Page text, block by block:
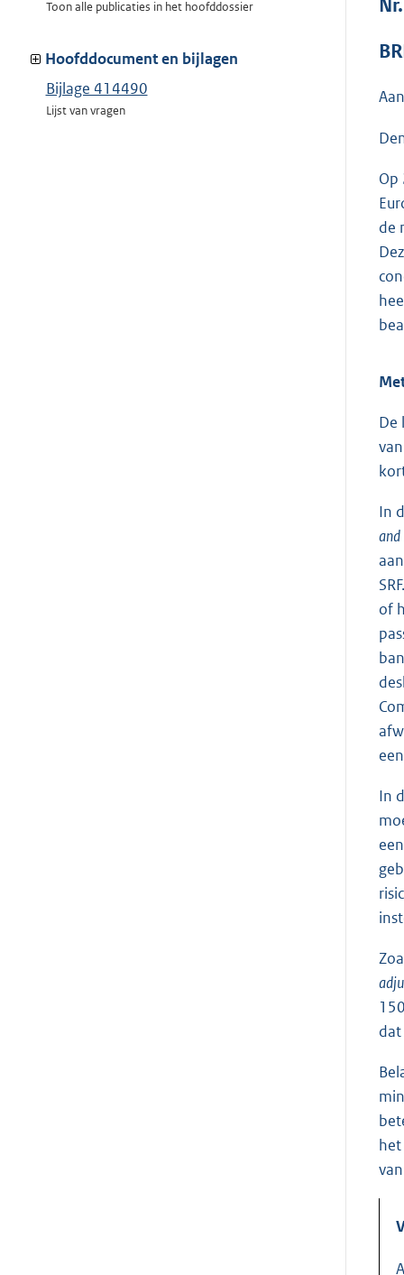
Toon alle publicaties in het hoofddossier
Hoofddocument en bijlagen
Bijlage 414490
Lijst van vragen
Op
de
De
In
and
of
In